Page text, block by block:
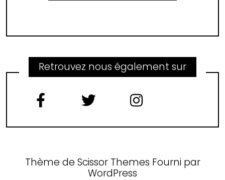
Retrouvez nous également sur
Thème de Scissor Themes Fourni par
WordPress